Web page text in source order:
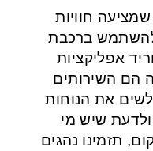
חוויות
להשתמש ברכבת
אפליקציות
הם השירותים
את הנוחות
שיש מי
תזמינו נהגים